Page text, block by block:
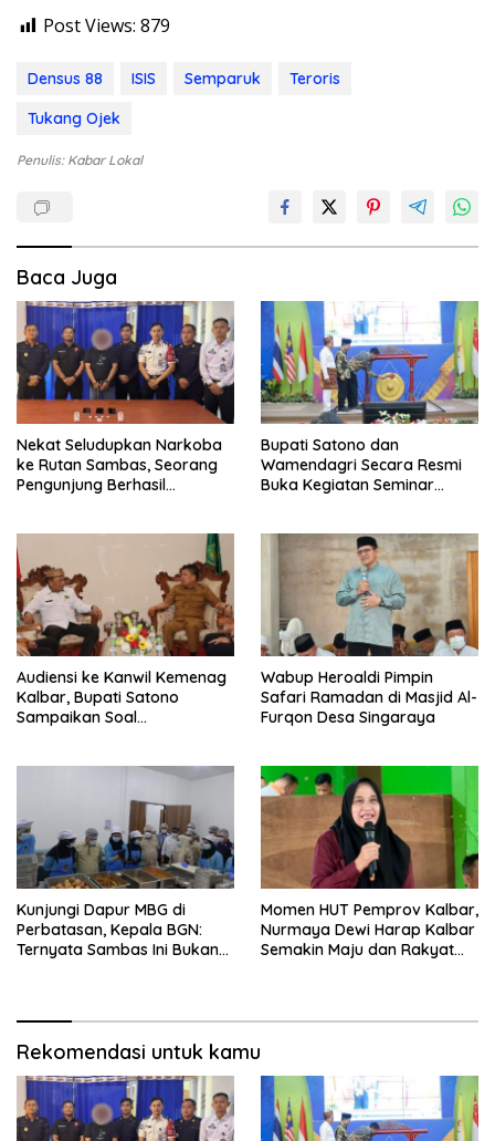
Post Views: 879
Densus 88 ISIS Semparuk
Teroris
Tukang Ojek
Penulis: Kabar Lokal
Baca Juga
Nekat Seludupkan Narkoba
ke Rutan Sambas, Seorang
Pengunjung Berhasil
Bupati Satono dan
Wamendagri Secara Resmi
Buka Kegiatan Seminar
Audiensi ke Kanwil Kemenag
Kalbar, Bupati Satono
Sampaikan Soal
Wabup Heroaldi Pimpin
Safari Ramadan di Masjid Al-
Furqon Desa Singaraya
Kunjungi Dapur MBG di
Perbatasan, Kepala BGN:
Ternyata Sambas Ini Bukan
Momen HUT Pemprov Kalbar,
Nurmaya Dewi Harap Kalbar
Semakin Maju dan Rakyat
Rekomendasi untuk kamu